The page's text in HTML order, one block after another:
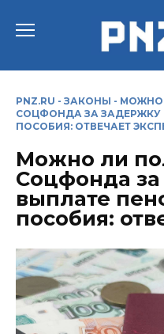
PNZ.RU - ЗАКОНЫ - МОЖНО
СОЦФОНДА ЗА ЗАДЕРЖКУ
ПОСОБИЯ: ОТВЕЧАЕТ
Можно ли
Соцфонда
выплате
пособия: